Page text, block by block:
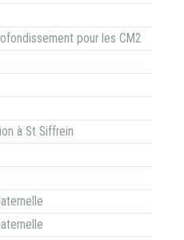
pour les CM2
à St Siffrein